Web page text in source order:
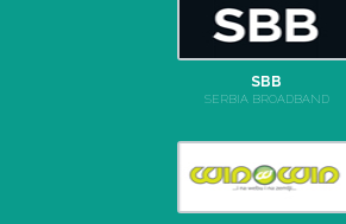
SBB
SERBIA BROADBAND